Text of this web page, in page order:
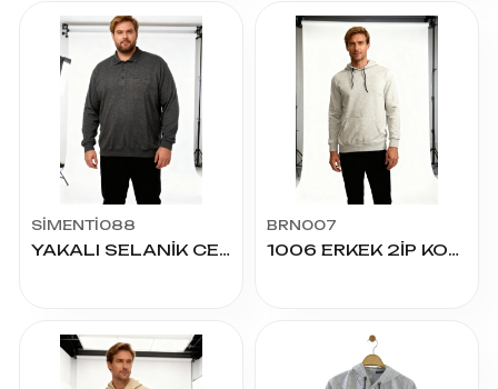
SİMENTİ088
YAKALI SELANİK CEPLİ EKSTRA BATTAL SWEAT
BRN007
1006 ERKEK 2İP KOMPAK KANGURU CEP BATTAL SWEAT